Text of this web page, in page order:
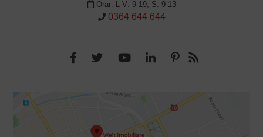
Orar: L-V: 9-19, S: 9-13
0364 644 644